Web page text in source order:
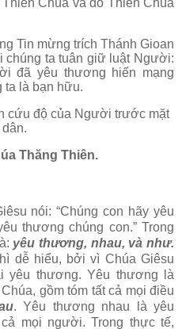
Chúa và do Thiên Chúa
Tin mừng trích Thánh Gioan
chúng ta tuân giữ luật Người:
đã yêu thương hiến mạng
ta là bạn hữu.
cứu độ của Người trước mặt
Thăng Thiên.
nói: “Chúng con hãy yêu
thương chúng con.” Trong
yêu thương, nhau, và như.
dễ hiểu, bởi vì Chúa Giêsu
yêu thương. Yêu thương là
gồm tóm tất cả mọi điều
. Yêu thương nhau là yêu
mọi người. Trong thực tế,